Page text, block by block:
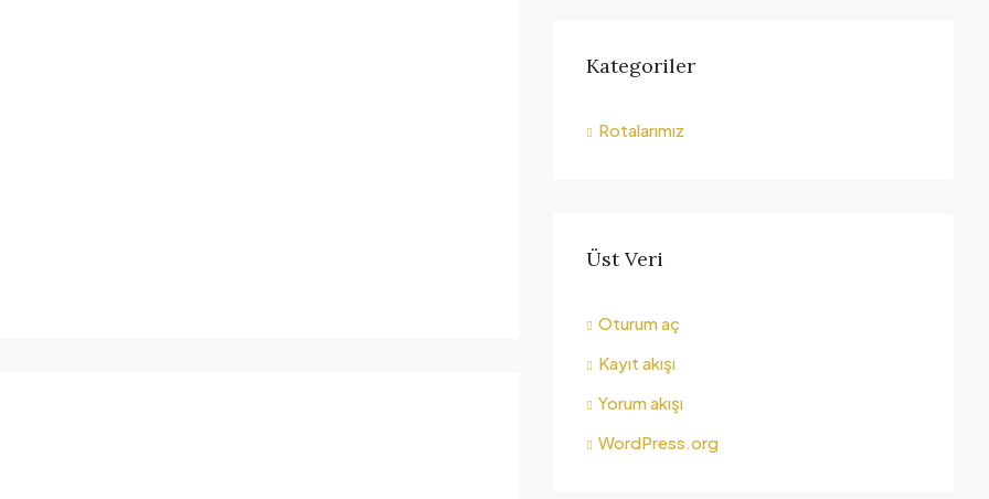
Kategoriler
Rotalarımız
Üst Veri
Oturum aç
Kayıt akışı
Yorum akışı
WordPress.org